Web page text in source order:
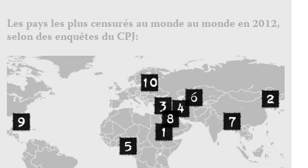
Les pays les plus censurés au monde au monde en 2012,
selon des enquêtes du CPJ: